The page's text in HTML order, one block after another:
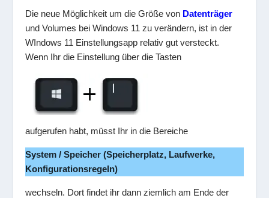
Die neue Möglichkeit um die Größe von Datenträger
und Volumes bei Windows 11 zu verändern, ist in der
WIndows 11 Einstellungsapp relativ gut versteckt.
Wenn Ihr die Einstellung über die Tasten
aufgerufen habt, müsst Ihr in die Bereiche
System / Speicher (Speicherplatz, Laufwerke,
Konfigurationsregeln)
wechseln. Dort findet ihr dann ziemlich am Ende der